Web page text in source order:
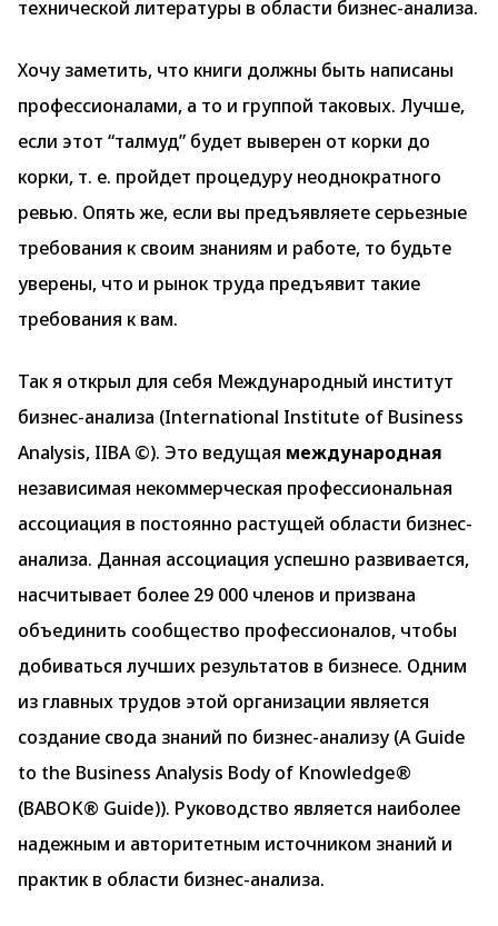
технической литературы в области бизнес-анализа.
Хочу заметить, что книги должны быть написаны
профессионалами, а то и группой таковых. Лучше,
если этот “талмуд” будет выверен от корки до
корки, т. е. пройдет процедуру неоднократного
ревью. Опять же, если вы предъявляете серьезные
требования к своим знаниям и работе, то будьте
уверены, что и рынок труда предъявит такие
требования к вам.
Так я открыл для себя Международный институт
бизнес-анализа (International Institute of Business
Analysis, IIBA ©). Это ведущая международная
независимая некоммерческая профессиональная
ассоциация в постоянно растущей области бизнес-
анализа. Данная ассоциация успешно развивается,
насчитывает более 29 000 членов и призвана
объединить сообщество профессионалов, чтобы
добиваться лучших результатов в бизнесе. Одним
из главных трудов этой организации является
создание свода знаний по бизнес-анализу (A Guide
to the Business Analysis Body of Knowledge®
(BABOK® Guide)). Руководство является наиболее
надежным и авторитетным источником знаний и
практик в области бизнес-анализа.